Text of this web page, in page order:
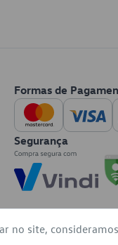
Formas de
Segurança
no site, consideramos